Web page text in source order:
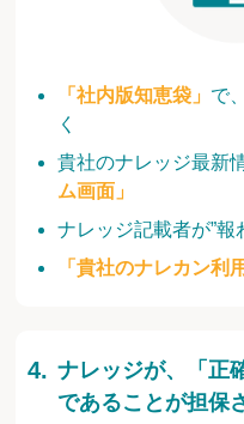
「社内版知恵袋」 で
く
貴社のナレッジ最新
ム画面」
ナレッジ記載者が”報
「貴社のナレカン利
ナレッジが、「正
であることが担保